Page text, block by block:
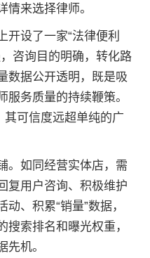
情来选择律师。
开设了一家“法律便利
咨询目的明确，转化路
数据公开透明，既是吸
服务质量的持续鞭策。
其可信度远超单纯的广
。如同经营实体店，需
复用户咨询、积极维护
、积累“销量”数据，
索排名和曝光权重，
先机。